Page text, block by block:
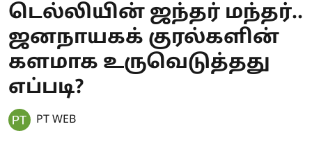
டெல்லியின் ஜந்தர் மந்தர்..
ஜனநாயகக் குரல்களின்
களமாக உருவெடுத்தது
எப்படி?
PT WEB